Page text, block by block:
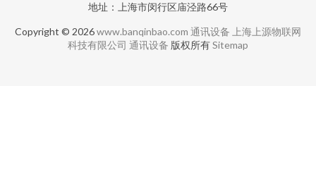
地址：上海市闵行区庙泾路66号
Copyright © 2026www.banqinbao.com 通讯设备 上海上源物联网
科技有限公司 通讯设备 版权所有Sitemap